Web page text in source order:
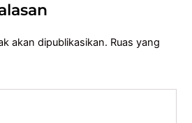
akan dipublikasikan. Ruas yang